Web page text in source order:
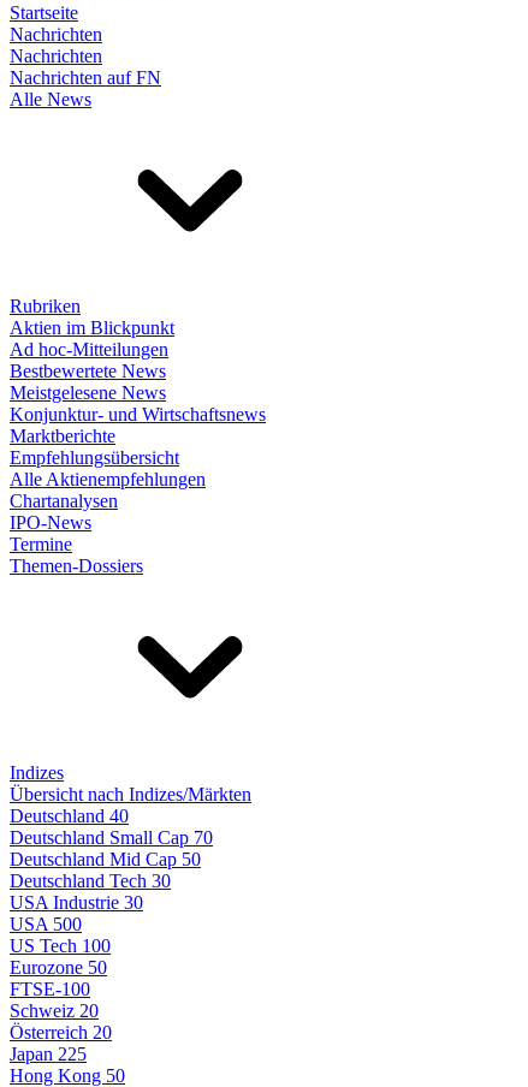
Startseite
Nachrichten
Nachrichten
Nachrichten auf FN
Alle News
Rubriken
Aktien im Blickpunkt
Ad hoc-Mitteilungen
Bestbewertete News
Meistgelesene News
Konjunktur- und Wirtschaftsnews
Marktberichte
Empfehlungsübersicht
Alle Aktienempfehlungen
Chartanalysen
IPO-News
Termine
Themen-Dossiers
Indizes
Übersicht nach Indizes/Märkten
Deutschland 40
Deutschland Small Cap 70
Deutschland Mid Cap 50
Deutschland Tech 30
USA Industrie 30
USA 500
US Tech 100
Eurozone 50
FTSE-100
Schweiz 20
Österreich 20
Japan 225
Hong Kong 50